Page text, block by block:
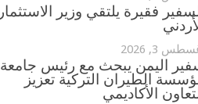
فقيرة يلتقي وزير الاستثمار
3, 2026
اليمن يبحث مع رئيس جامعة
الطيران التركية تعزيز
الأكاديمي